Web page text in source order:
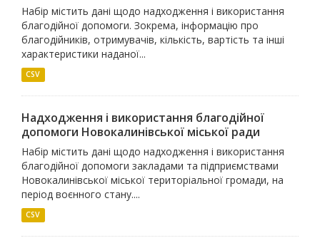
Набір містить дані щодо надходження і використання
благодійної допомоги. Зокрема, інформацію про
благодійників, отримувачів, кількість, вартість та інші
характеристики наданої...
CSV
Надходження і використання благодійної
допомоги Новокалинівської міської ради
Набір містить дані щодо надходження і використання
благодійної допомоги закладами та підприємствами
Новокалинівської міської територіальної громади, на
період воєнного стану....
CSV